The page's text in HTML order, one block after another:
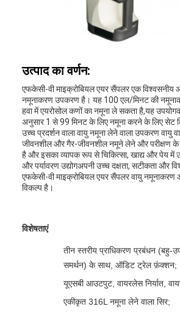
उत्पाद का वर्णन:
एफकेसी-वी माइक्रोबियल एयर सैंपलर एक विश्वसनीय
नमूनाकरण उपकरण है। यह 100 एल/मिनट की
हवा में एयरोसोल कणों का नमूना ले सकता है,यह
अनुसार 1 से 99 मिनट के लिए नमूना करने के लिए सेट
उच्च प्रदर्शन वाला वायु नमूना लेने वाला उपकरण वायु
जीवनशील और गैर-जीवनशील नमूने लेने और परीक्षण के
है और इसका व्यापक रूप से चिकित्सा, खाद्य और पेय में
और पर्यावरण उद्योगअपनी उच्च दक्षता, सटीकता और
एफकेसी-वी माइक्रोबियल एयर सैंपलर वायु नमूनाकरण
विकल्प है।
विशेषताएं
तीन स्तरीय प्राधिकरण प्रबंधन (बहु-
समर्थन) के साथ, ऑडिट ट्रेल फ़ंक्शन;
यूएसबी आउटपुट, वायरलेस निर्यात,
एकीकृत 316L नमूना लेने वाला सिर;